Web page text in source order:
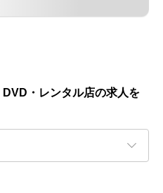
・レンタル店の求人を